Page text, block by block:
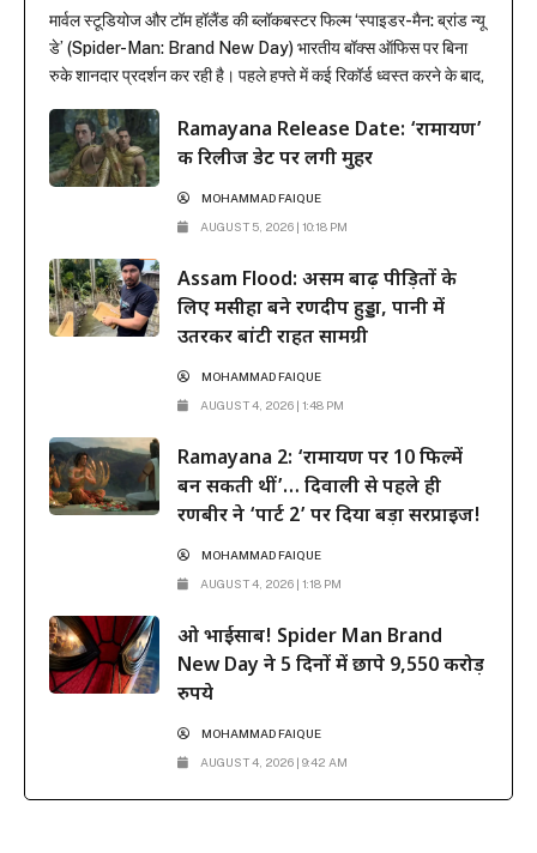
मार्वल स्टूडियोज और टॉम हॉलैंड की ब्लॉकबस्टर फिल्म ‘स्पाइडर-मैन: ब्रांड न्यू
डे’ (Spider-Man: Brand New Day) भारतीय बॉक्स ऑफिस पर बिना
रुके शानदार प्रदर्शन कर रही है। पहले हफ्ते में कई रिकॉर्ड ध्वस्त करने के बाद,
बनाए रखी है। रिलीज के...Ramayana Release Date: ‘रामायण’
की रिलीज डेट पर लगी मुहर
MOHAMMAD FAIQUE
AUGUST 5, 2026 | 10:18 PM
Assam Flood: असम बाढ़ पीड़ितों के
लिए मसीहा बने रणदीप हुड्डा, पानी में
उतरकर बांटी राहत सामग्री
MOHAMMAD FAIQUE
AUGUST 4, 2026 | 1:48 PM
Ramayana 2: ‘रामायण पर 10 फिल्में
बन सकती थीं’… दिवाली से पहले ही
रणबीर ने ‘पार्ट 2’ पर दिया बड़ा सरप्राइज!
MOHAMMAD FAIQUE
AUGUST 4, 2026 | 1:18 PM
ओ भाईसाब! Spider Man Brand
New Day ने 5 दिनों में छापे 9,550 करोड़
रुपये
MOHAMMAD FAIQUE
AUGUST 4, 2026 | 9:42 AM